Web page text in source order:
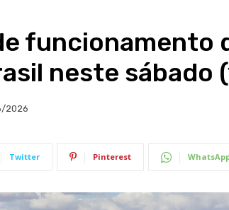
funcionamento
neste sábado
2026
Twitter Pinterest